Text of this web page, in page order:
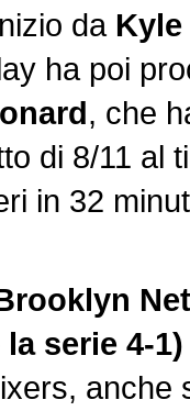
da
ha poi
, che
di 8/11 al
in 32
serie 4-1)
anche